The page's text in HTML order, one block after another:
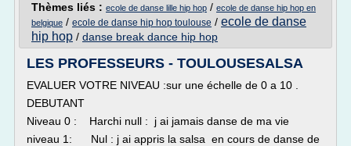
Thèmes liés : ecole de danse lille hip hop / ecole de danse hip hop en
belgique / ecole de danse hip hop toulouse / ecole de danse
hip hop / danse break dance hip hop
LES PROFESSEURS - TOULOUSESALSA
EVALUER VOTRE NIVEAU :sur une échelle de 0 a 10 .
DEBUTANT
Niveau 0 : Harchi null : j ai jamais danse de ma vie
niveau 1: Nul : j ai appris la salsa en cours de danse de